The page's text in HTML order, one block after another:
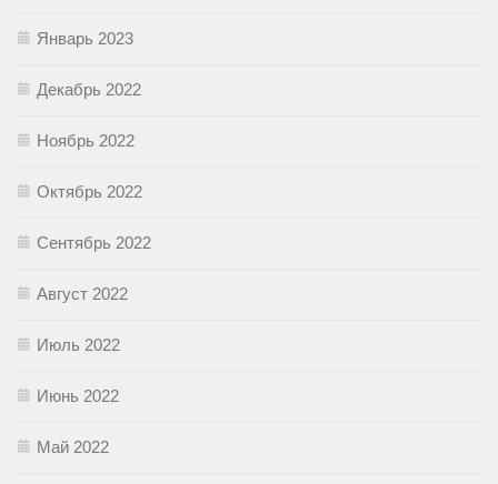
Январь 2023
Декабрь 2022
Ноябрь 2022
Октябрь 2022
Сентябрь 2022
Август 2022
Июль 2022
Июнь 2022
Май 2022